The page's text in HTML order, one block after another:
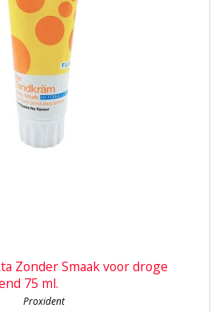
Zonder Smaak voor droge
75 ml.
Proxident